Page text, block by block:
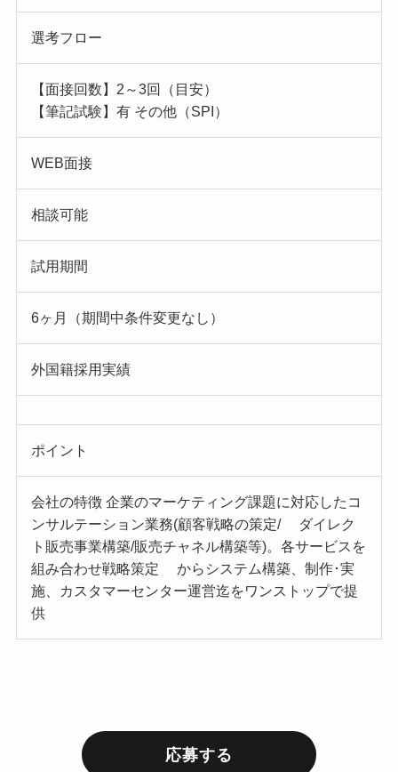
選考フロー
【面接回数】2～3回（目安）
【筆記試験】有 その他（SPI）
WEB面接
相談可能
試用期間
6ヶ月（期間中条件変更なし）
外国籍採用実績
ポイント
会社の特徴 企業のマーケティング課題に対応したコ
ンサルテーション業務(顧客戦略の策定/ ダイレク
ト販売事業構築/販売チャネル構築等)。各サービスを
組み合わせ戦略策定 からシステム構築、制作･実
施、カスタマーセンター運営迄をワンストップで提
供
応募する